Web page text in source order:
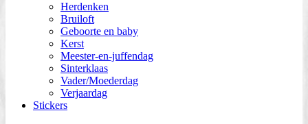
Herdenken
Bruiloft
Geboorte en baby
Kerst
Meester-en-juffendag
Sinterklaas
Vader/Moederdag
Verjaardag
Stickers